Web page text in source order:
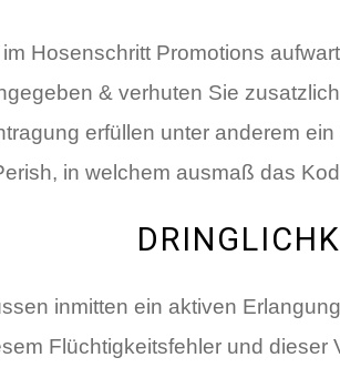
Hosenschritt Promotions
& verhuten Sie
erfüllen unter anderem ein
in welchem ausmaß das
inmitten ein aktiven
Flüchtigkeitsfehler und dieser